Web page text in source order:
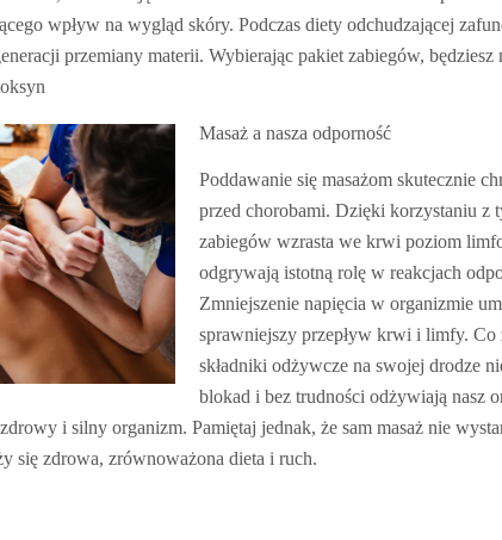
wpływ na wygląd skóry. Podczas diety odchudzającej
przemiany materii. Wybierając pakiet zabiegów, będziesz
Masaż a nasza odporność
Poddawanie się masażom skutecznie
przed chorobami. Dzięki korzystaniu z
zabiegów wzrasta we krwi poziom
odgrywają istotną rolę w reakcjach
Zmniejszenie napięcia w organizmie
sprawniejszy przepływ krwi i limfy. Co
składniki odżywcze na swojej drodze
blokad i bez trudności odżywiają nasz
i silny organizm. Pamiętaj jednak, że sam masaż nie
się zdrowa, zrównoważona dieta i ruch.